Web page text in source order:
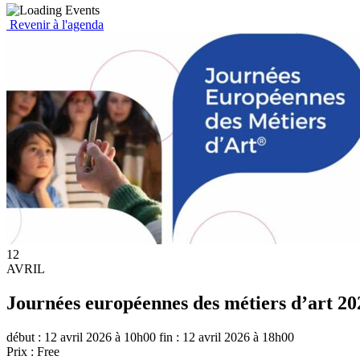
Revenir à l'agenda
12
AVRIL
Journées européennes des métiers d’art
début : 12 avril 2026 à 10h00 fin : 12 avril 2026 à 18h00
Prix : Free